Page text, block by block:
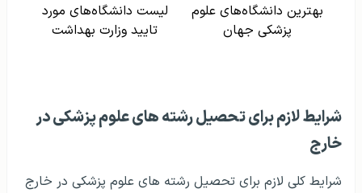
بهترین دانشگاه‌های علوم
پزشکی جهان
لیست دانشگاه‌های مورد
تایید وزارت بهداشت
شرایط لازم برای تحصیل رشته های علوم پزشکی در
خارج
شرایط کلی لازم برای تحصیل رشته های علوم پزشکی در خارج